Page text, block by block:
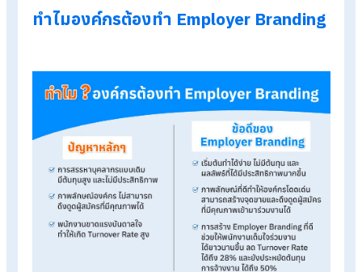
องค์กรในฝันของใครหลายคนเลยก็ได้ หรือได้เป็นตัวเลือกอันดับต้
ของผู้สมัครงานเลย
Explore HumanSoft HR software
Automated payroll software
Online time-attendance system
Payroll software pricing from THB 590/month
Start a free 30-day trial
ทำไมองค์กรต้องทำ Employer